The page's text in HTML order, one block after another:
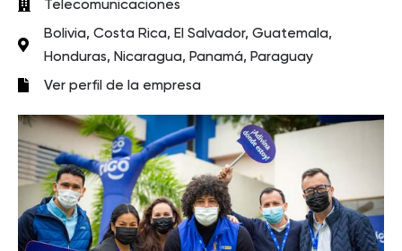
Telecomunicaciones
Bolivia, Costa Rica, El Salvador, Guatemala,
Honduras, Nicaragua, Panamá, Paraguay
Ver perfil de la empresa